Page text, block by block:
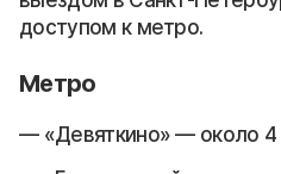
доступом к метро.
Метро
«Девяткино» — около